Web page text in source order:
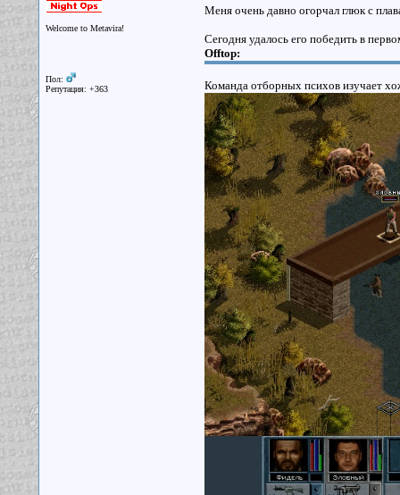
Welcome to Metavira!
Пол:
Репутация: +363
Меня очень давно огорчал глюк с
Сегодня удалось его победить в
Offtop:
Команда отборных психов изучает